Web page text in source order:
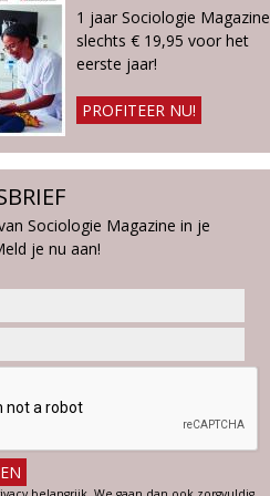
1 jaar Sociologie Magazine
slechts € 19,95 voor het
eerste jaar!
PROFITEER NU!
Sociologie Magazine in je
je nu aan!